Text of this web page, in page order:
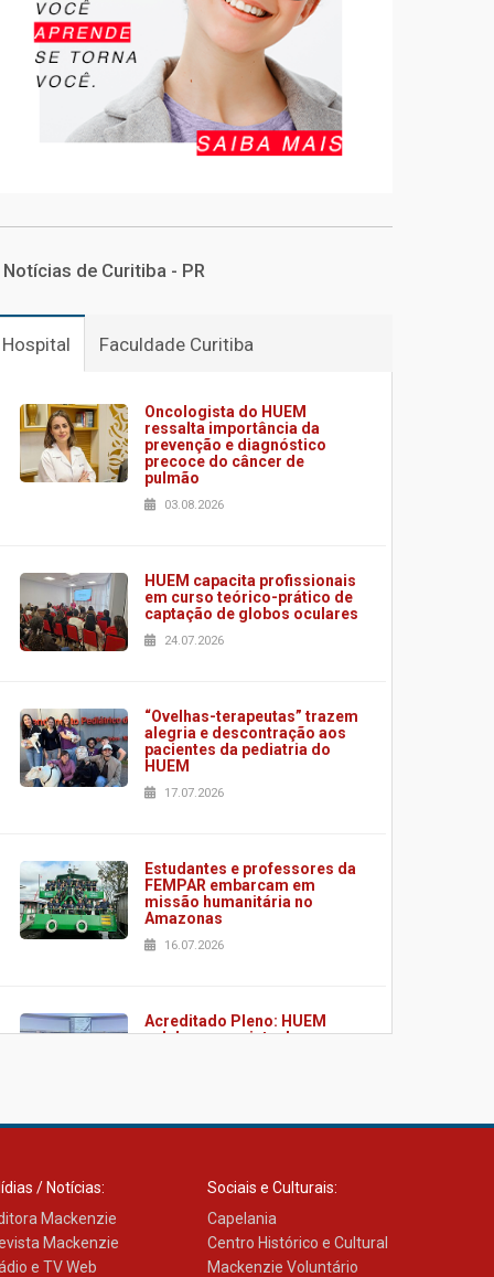
Notícias de Curitiba - PR
Hospital Faculdade Curitiba
Oncologista do HUEM
ressalta importância da
prevenção e diagnóstico
precoce do câncer de
pulmão
03.08.2026
HUEM capacita profissionais
em curso teórico-prático de
captação de globos oculares
24.07.2026
“Ovelhas-terapeutas” trazem
alegria e descontração aos
pacientes da pediatria do
HUEM
17.07.2026
Estudantes e professores da
FEMPAR embarcam em
missão humanitária no
Amazonas
16.07.2026
Acreditado Pleno: HUEM
celebra conquista de
sistema de UTI's inteligentes
06.07.2026
/ Notícias:
Mackenzie
Mackenzie
e TV Web
Sociais e Culturais:
Capelania
Centro Histórico e Cultural
Mackenzie Voluntário